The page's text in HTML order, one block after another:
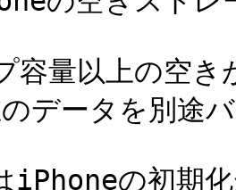
容量以上の空
ータを別途バ
iPhoneの初期